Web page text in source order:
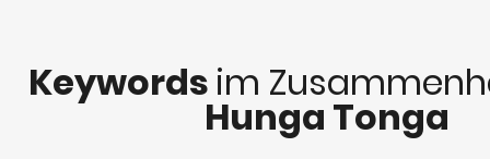
Keywords im
Hunga Tonga